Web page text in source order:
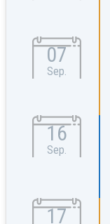
07
Sep.
16
Sep.
17